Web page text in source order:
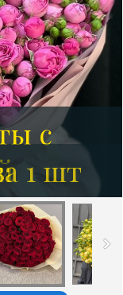
с
1 шт